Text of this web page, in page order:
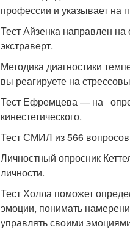
профессии и указывает на
Тест Айзенка направлен
экстраверт.
Методика диагностики
вы реагируете на
Тест Ефремцева — на
кинестетического.
Тест СМИЛ из 566 вопросов
Личностный опросник
личности.
Тест Холла поможет
эмоции, понимать
управлять своими